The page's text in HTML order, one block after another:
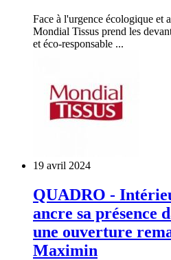
Face à l'urgence écologique et
Mondial Tissus prend les
et éco-responsable ...
19 avril 2024
QUADRO -
ancre sa présence
une ouverture
Maximin